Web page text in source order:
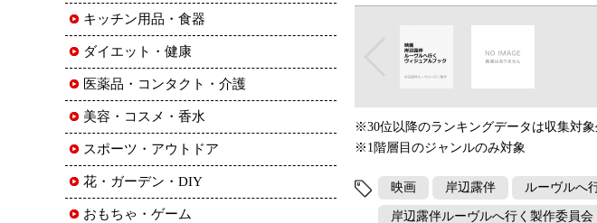
※30位以降のランキングデータは収集対
※1階層目のジャンルのみ対象
映画 岸辺露伴 ルーヴルへ
岸辺露伴ルーヴルへ行く製作委員会
キッチン用品・食器
ダイエット・健康
医薬品・コンタクト・介護
美容・コスメ・香水
スポーツ・アウトドア
花・ガーデン・DIY
おもちゃ・ゲーム